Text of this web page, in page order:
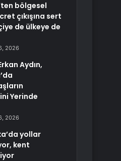
bölgesel
çıkışına sert
de ülkeye de
2026
Aydın,
Yerinde
2026
yollar
kent